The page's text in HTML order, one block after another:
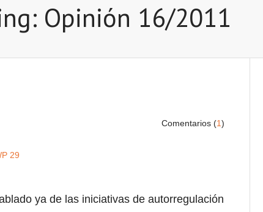
Opinión 16/2011
Comentarios (1)
29
ya de las iniciativas de autorregulación